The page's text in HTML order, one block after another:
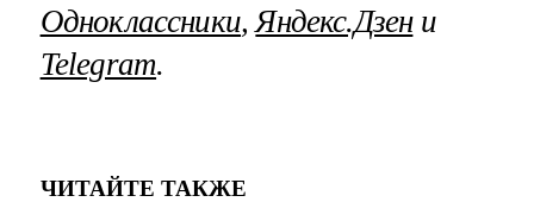
Одноклассники,Яндекс.Дзени
Telegram.
ЧИТАЙТЕ ТАКЖЕ